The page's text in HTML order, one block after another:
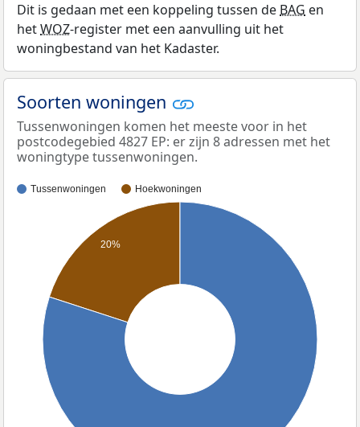
Dit is gedaan met een koppeling tussen de BAG en
hetWOZ-register met een aanvulling uit het
woningbestand van het Kadaster.
Soorten woningen
Tussenwoningen komen het meeste voor in het
postcodegebied 4827 EP: er zijn 8 adressen met het
woningtype tussenwoningen.
Tussenwoningen Hoekwoningen
20%